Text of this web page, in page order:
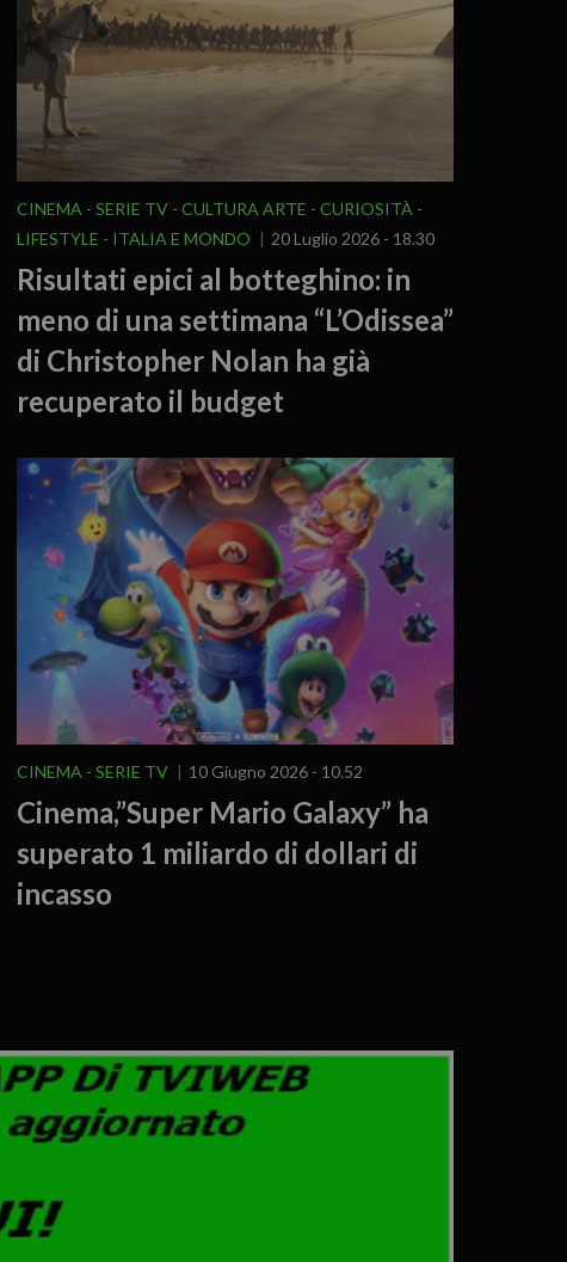
CINEMA - SERIE TV CULTURA ARTE
CURIOSITÀ -
LIFESTYLE
ITALIA E MONDO 20 Luglio 2026 - 18.30
Risultati epici al botteghino: in
meno di una settimana “L’Odissea”
di Christopher Nolan ha già
recuperato il budget
CINEMA - SERIE TV 10 Giugno 2026 - 10.52
Cinema,”Super Mario Galaxy” ha
superato 1 miliardo di dollari di
incasso